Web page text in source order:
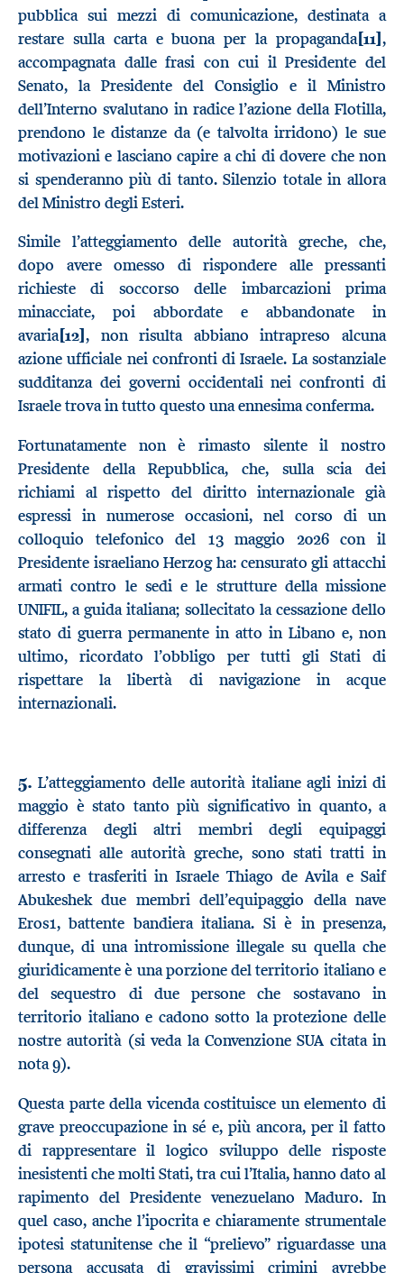
pubblica sui mezzi di comunicazione, destinata a
restare sulla carta e buona per la propaganda[11],
accompagnata dalle frasi con cui il Presidente del
Senato, la Presidente del Consiglio e il Ministro
dell’Interno svalutano in radice l’azione della Flotilla,
prendono le distanze da (e talvolta irridono) le sue
motivazioni e lasciano capire a chi di dovere che non
si spenderanno più di tanto. Silenzio totale in allora
del Ministro degli Esteri.
Simile l’atteggiamento delle autorità greche, che,
dopo avere omesso di rispondere alle pressanti
richieste di soccorso delle imbarcazioni prima
minacciate, poi abbordate e abbandonate in
avaria[12], non risulta abbiano intrapreso alcuna
azione ufficiale nei confronti di Israele. La sostanziale
sudditanza dei governi occidentali nei confronti di
Israele trova in tutto questo una ennesima conferma.
Fortunatamente non è rimasto silente il nostro
Presidente della Repubblica, che, sulla scia dei
richiami al rispetto del diritto internazionale già
espressi in numerose occasioni, nel corso di un
colloquio telefonico del 13 maggio 2026 con il
Presidente israeliano Herzog ha: censurato gli attacchi
armati contro le sedi e le strutture della missione
UNIFIL, a guida italiana; sollecitato la cessazione dello
stato di guerra permanente in atto in Libano e, non
ultimo, ricordato l’obbligo per tutti gli Stati di
rispettare la libertà di navigazione in acque
internazionali.
5. L’atteggiamento delle autorità italiane agli inizi di
maggio è stato tanto più significativo in quanto, a
differenza degli altri membri degli equipaggi
consegnati alle autorità greche, sono stati tratti in
arresto e trasferiti in Israele Thiago de Avila e Saif
Abukeshek due membri dell’equipaggio della nave
Eros1, battente bandiera italiana. Si è in presenza,
dunque, di una intromissione illegale su quella che
giuridicamente è una porzione del territorio italiano e
del sequestro di due persone che sostavano in
territorio italiano e cadono sotto la protezione delle
nostre autorità (si veda la Convenzione SUA citata in
nota 9).
Questa parte della vicenda costituisce un elemento di
grave preoccupazione in sé e, più ancora, per il fatto
di rappresentare il logico sviluppo delle risposte
inesistenti che molti Stati, tra cui l’Italia, hanno dato al
rapimento del Presidente venezuelano Maduro. In
quel caso, anche l’ipocrita e chiaramente strumentale
ipotesi statunitense che il “prelievo” riguardasse una
persona accusata di gravissimi crimini avrebbe